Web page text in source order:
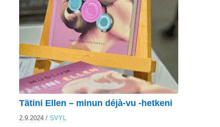
Tätini Ellen – minun déjà-vu -hetkeni
2.9.2024/ SVYL